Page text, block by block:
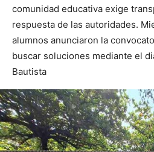
comunidad educativa exige
respuesta de las autoridades.
alumnos anunciaron la
buscar soluciones mediante el
Bautista